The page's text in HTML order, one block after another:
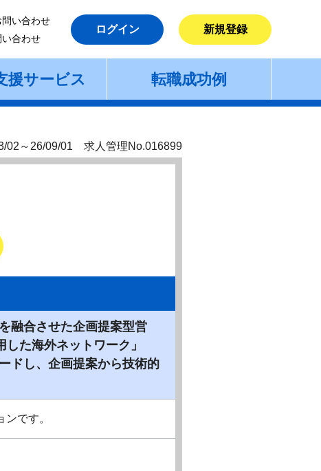
い合わせ
合わせ
ログイン 新規登録
援サービス 転職成功例
02～26/09/01 求人管理No.016899
融合させた企画提案型営
た海外ネットワーク」
ドし、企画提案から技術的
です。